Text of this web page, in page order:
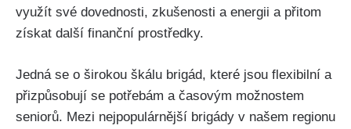
využít své dovednosti, zkušenosti a energii a přitom
získat další finanční prostředky.
Jedná se o širokou škálu brigád, které jsou flexibilní a
přizpůsobují se potřebám a časovým možnostem
seniorů. Mezi nejpopulárnější brigády v našem regionu